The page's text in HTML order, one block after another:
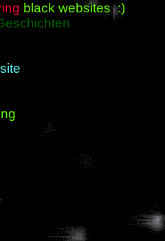
black websites :)